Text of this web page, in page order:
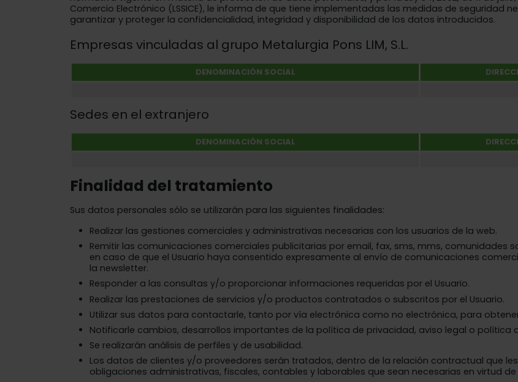
Comercio Electrónico (LSSICE), le informa de que tiene implementadas las medidas de seguridad
garantizar y proteger la confidencialidad, integridad y disponibilidad de los datos introducidos.
Empresas vinculadas al grupo Metalurgia Pons LIM, S.L.​​
DENOMINACIÓN SOCIAL
Sedes en el extranjero
DENOMINACIÓN SOCIAL
Finalidad del tratamiento
Sus datos personales sólo se utilizarán para las siguientes finalidades:
Realizar las gestiones comerciales y administrativas necesarias con los usuarios de la web.
Remitir las comunicaciones comerciales publicitarias por email, fax, sms, mms, comunidades
en caso de que el Usuario haya consentido expresamente al envío de comunicaciones
la newsletter.
Responder a las consultas y/o proporcionar informaciones requeridas por el Usuario.
Realizar las prestaciones de servicios y/o productos contratados o subscritos por el Usuario.
Utilizar sus datos para contactarle, tanto por vía electrónica como no electrónica, para
Notificarle cambios, desarrollos importantes de la política de privacidad, aviso legal o política
Se realizarán análisis de perfiles y de usabilidad.
Los datos de clientes y/o proveedores serán tratados, dentro de la relación contractual que
obligaciones administrativas, fiscales, contables y laborables que sean necesarias en virtud